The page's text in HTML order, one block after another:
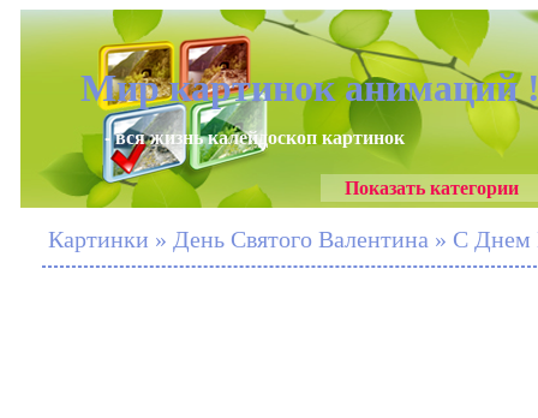
Мир картинок анимаций
- вся жизнь калейдоскоп картинок
Показать категории
Картинки » День Святого Валентина » С